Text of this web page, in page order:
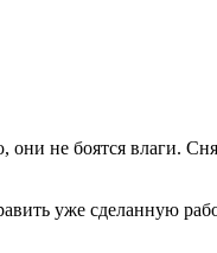
они не боятся влаги.
уже сделанную